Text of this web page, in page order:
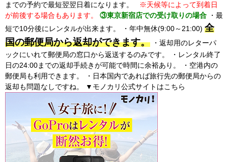
までの予約で最短翌翌日着になります。
※天候等によって到着日
が前後する場合もあります。
③東京新宿店での受け取りの場合 ・最
短で10分後にレンタルが出来ます。 ・年中無休(9:00～21:00) 全
国の郵便局から返却ができます。
・返却用のレターパ
ックにいれて郵便局の窓口から返送するのみです。 ・レンタル終了
日の24:00までの返却手続きが可能で時間に余裕あり。 ・空港内の
郵便局も利用できます。 ・日本国内であれば旅行先の郵便局からの
返却も問題なしですね。 ▼モノカリ公式サイトはこちら